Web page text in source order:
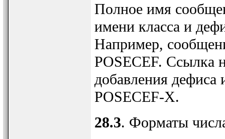
Полное имя
имени класса и
Например,
POSECEF. Ссылка
добавления
POSECEF-X.
28.3. Форматы